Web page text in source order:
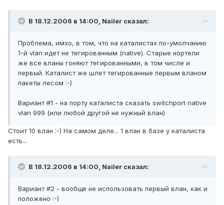
В 18.12.2006 в 14:00, Nailer сказал:
Проблема, имхо, в том, что на каталистах по-умолчанию
1-й vlan идет не тегированным (native). Старые нортели
же все вланы гоняют тегированными, в том числе и
первый. Каталист же шлет тегированные первым вланом
пакеты лесом :-)
Вариант #1 - на порту каталиста сказать switchport native
vlan 999 (или любой другой не нужный влан)
Стоит 10 влан :-) На самом деле... 1 влан в базе у каталиста
есть...
В 18.12.2006 в 14:00, Nailer сказал:
Вариант #2 - вообще не использовать первый влан, как и
положено :-)